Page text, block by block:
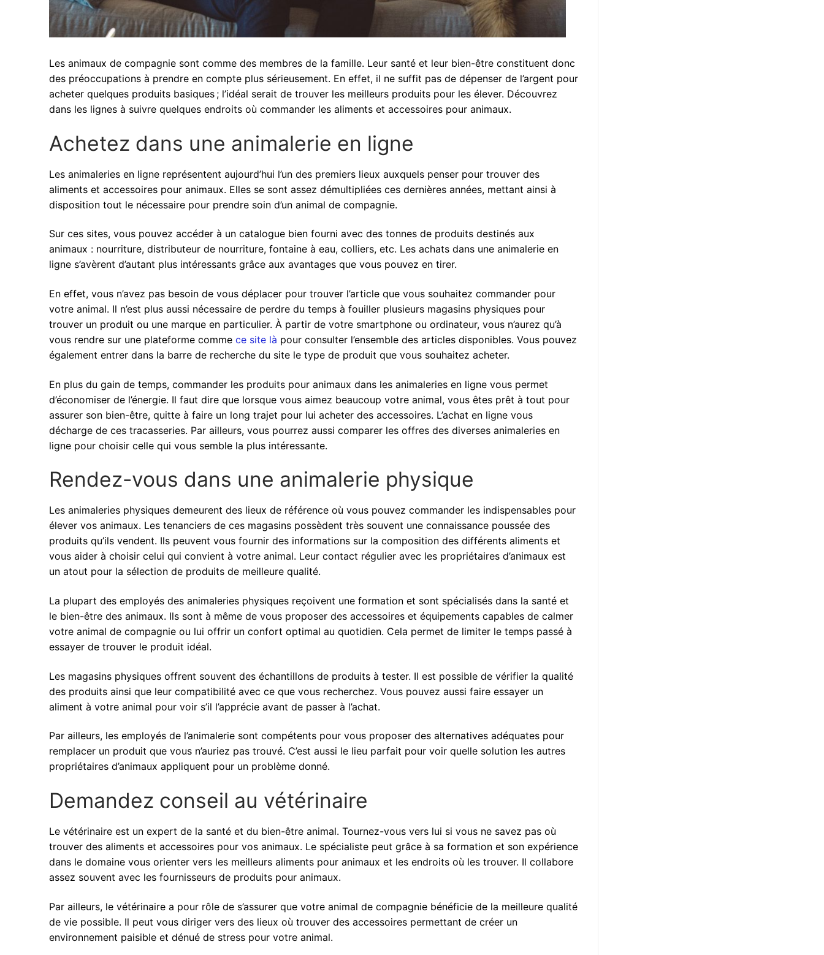
Les animaux de compagnie sont comme des membres de la famille. Leur santé et leur bien-être constituent donc
des préoccupations à prendre en compte plus sérieusement. En effet, il ne suffit pas de dépenser de l’argent pour
acheter quelques produits basiques ; l’idéal serait de trouver les meilleurs produits pour les élever. Découvrez
dans les lignes à suivre quelques endroits où commander les aliments et accessoires pour animaux.
Achetez dans une animalerie en ligne
Les animaleries en ligne représentent aujourd’hui l’un des premiers lieux auxquels penser pour trouver des
aliments et accessoires pour animaux. Elles se sont assez démultipliées ces dernières années, mettant ainsi à
disposition tout le nécessaire pour prendre soin d’un animal de compagnie.
Sur ces sites, vous pouvez accéder à un catalogue bien fourni avec des tonnes de produits destinés aux
animaux : nourriture, distributeur de nourriture, fontaine à eau, colliers, etc. Les achats dans une animalerie en
ligne s’avèrent d’autant plus intéressants grâce aux avantages que vous pouvez en tirer.
En effet, vous n’avez pas besoin de vous déplacer pour trouver l’article que vous souhaitez commander pour
votre animal. Il n’est plus aussi nécessaire de perdre du temps à fouiller plusieurs magasins physiques pour
trouver un produit ou une marque en particulier. À partir de votre smartphone ou ordinateur, vous n’aurez qu’à
vous rendre sur une plateforme comme ce site là pour consulter l’ensemble des articles disponibles. Vous pouvez
également entrer dans la barre de recherche du site le type de produit que vous souhaitez acheter.
En plus du gain de temps, commander les produits pour animaux dans les animaleries en ligne vous permet
d’économiser de l’énergie. Il faut dire que lorsque vous aimez beaucoup votre animal, vous êtes prêt à tout pour
assurer son bien-être, quitte à faire un long trajet pour lui acheter des accessoires. L’achat en ligne vous
décharge de ces tracasseries. Par ailleurs, vous pourrez aussi comparer les offres des diverses animaleries en
ligne pour choisir celle qui vous semble la plus intéressante.
Rendez-vous dans une animalerie physique
Les animaleries physiques demeurent des lieux de référence où vous pouvez commander les indispensables pour
élever vos animaux. Les tenanciers de ces magasins possèdent très souvent une connaissance poussée des
produits qu’ils vendent. Ils peuvent vous fournir des informations sur la composition des différents aliments et
vous aider à choisir celui qui convient à votre animal. Leur contact régulier avec les propriétaires d’animaux est
un atout pour la sélection de produits de meilleure qualité.
La plupart des employés des animaleries physiques reçoivent une formation et sont spécialisés dans la santé et
le bien-être des animaux. Ils sont à même de vous proposer des accessoires et équipements capables de calmer
votre animal de compagnie ou lui offrir un confort optimal au quotidien. Cela permet de limiter le temps passé à
essayer de trouver le produit idéal.
Les magasins physiques offrent souvent des échantillons de produits à tester. Il est possible de vérifier la qualité
des produits ainsi que leur compatibilité avec ce que vous recherchez. Vous pouvez aussi faire essayer un
aliment à votre animal pour voir s’il l’apprécie avant de passer à l’achat.
Par ailleurs, les employés de l’animalerie sont compétents pour vous proposer des alternatives adéquates pour
remplacer un produit que vous n’auriez pas trouvé. C’est aussi le lieu parfait pour voir quelle solution les autres
propriétaires d’animaux appliquent pour un problème donné.
Demandez conseil au vétérinaire
Le vétérinaire est un expert de la santé et du bien-être animal. Tournez-vous vers lui si vous ne savez pas où
trouver des aliments et accessoires pour vos animaux. Le spécialiste peut grâce à sa formation et son expérience
dans le domaine vous orienter vers les meilleurs aliments pour animaux et les endroits où les trouver. Il collabore
assez souvent avec les fournisseurs de produits pour animaux.
Par ailleurs, le vétérinaire a pour rôle de s’assurer que votre animal de compagnie bénéficie de la meilleure qualité
de vie possible. Il peut vous diriger vers des lieux où trouver des accessoires permettant de créer un
environnement paisible et dénué de stress pour votre animal.